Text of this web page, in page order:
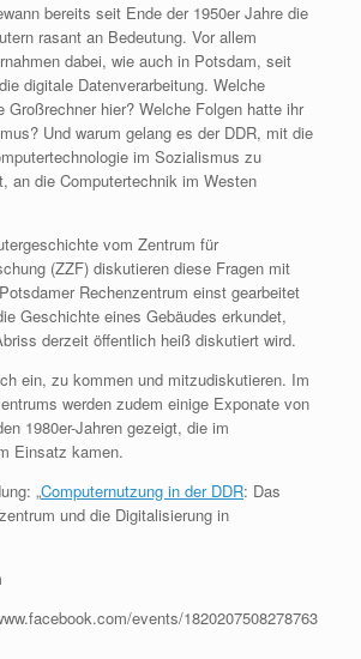
bereits seit Ende der 1950er Jahre die
rasant an Bedeutung. Vor allem
dabei, wie auch in Potsdam, seit
digitale Datenverarbeitung. Welche
Großrechner hier? Welche Folgen hatte ihr
Und warum gelang es der DDR, mit die
im Sozialismus zu
an die Computertechnik im Westen
vom Zentrum für
(ZZF) diskutieren diese Fragen mit
Rechenzentrum einst gearbeitet
Geschichte eines Gebäudes erkundet,
derzeit öffentlich heiß diskutiert wird.
ein, zu kommen und mitzudiskutieren. Im
werden zudem einige Exponate von
1980er-Jahren gezeigt, die im
Einsatz kamen.
„Computernutzung in der DDR: Das
und die Digitalisierung in
events/1820207508278763